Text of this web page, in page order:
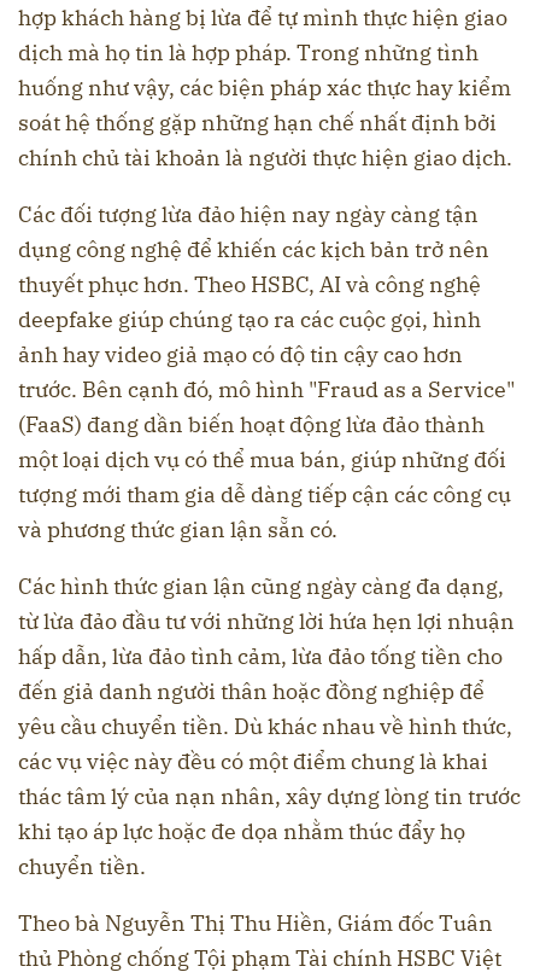
hợp khách hàng bị lừa để tự mình thực hiện giao
dịch mà họ tin là hợp pháp. Trong những tình
huống như vậy, các biện pháp xác thực hay kiểm
soát hệ thống gặp những hạn chế nhất định bởi
chính chủ tài khoản là người thực hiện giao dịch.
Các đối tượng lừa đảo hiện nay ngày càng tận
dụng công nghệ để khiến các kịch bản trở nên
thuyết phục hơn. Theo HSBC, AI và công nghệ
deepfake giúp chúng tạo ra các cuộc gọi, hình
ảnh hay video giả mạo có độ tin cậy cao hơn
trước. Bên cạnh đó, mô hình "Fraud as a Service"
(FaaS) đang dần biến hoạt động lừa đảo thành
một loại dịch vụ có thể mua bán, giúp những đối
tượng mới tham gia dễ dàng tiếp cận các công cụ
và phương thức gian lận sẵn có.
Các hình thức gian lận cũng ngày càng đa dạng,
từ lừa đảo đầu tư với những lời hứa hẹn lợi nhuận
hấp dẫn, lừa đảo tình cảm, lừa đảo tống tiền cho
đến giả danh người thân hoặc đồng nghiệp để
yêu cầu chuyển tiền. Dù khác nhau về hình thức,
các vụ việc này đều có một điểm chung là khai
thác tâm lý của nạn nhân, xây dựng lòng tin trước
khi tạo áp lực hoặc đe dọa nhằm thúc đẩy họ
chuyển tiền.
Theo bà Nguyễn Thị Thu Hiền, Giám đốc Tuân
thủ Phòng chống Tội phạm Tài chính HSBC Việt